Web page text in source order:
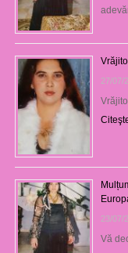
27/07/
23/07/
Vă